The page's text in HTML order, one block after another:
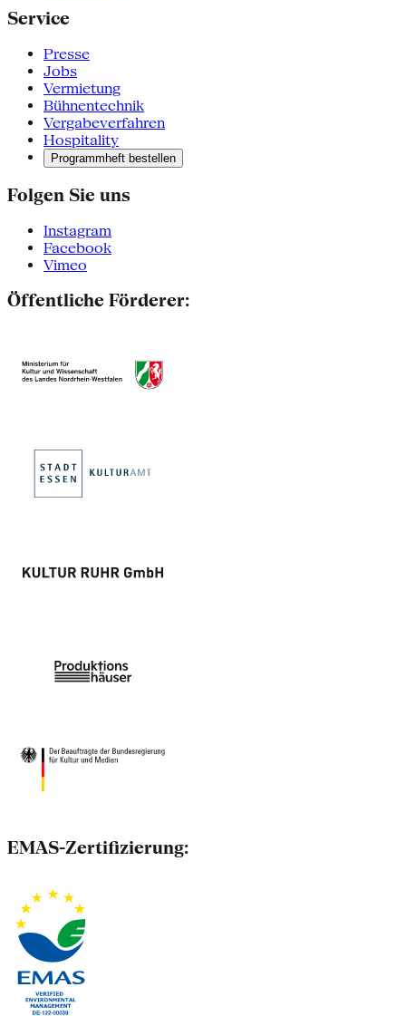
Service
Presse
Jobs
Vermietung
Bühnentechnik
Vergabeverfahren
Hospitality
Programmheft bestellen
Folgen Sie uns
Instagram
Facebook
Vimeo
Öffentliche Förderer:
EMAS-Zertifizierung: